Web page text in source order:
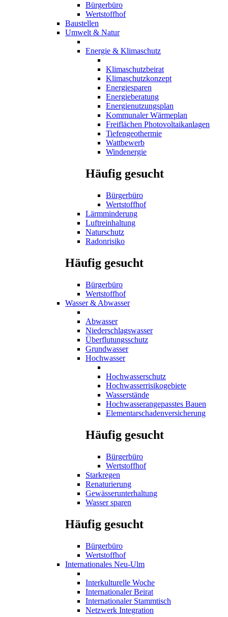
Bürgerbüro
Wertstoffhof
Baustellen
Umwelt & Natur
Energie & Klimaschutz
Klimaschutzbeirat
Klimaschutzkonzept
Energiesparen
Energieberatung
Energienutzungsplan
Kommunaler Wärmeplan
Freiflächen Photovoltaikanlagen
Tiefengeothermie
Wattbewerb
Windenergie
Häufig gesucht
Bürgerbüro
Wertstoffhof
Lärmminderung
Luftreinhaltung
Naturschutz
Radonrisiko
Häufig gesucht
Bürgerbüro
Wertstoffhof
Wasser & Abwasser
Abwasser
Niederschlagswasser
Überflutungsschutz
Grundwasser
Hochwasser
Hochwasserschutz
Hochwasserrisikogebiete
Wasserstände
Hochwasserangepasstes Bauen
Elementarschadenversicherung
Häufig gesucht
Bürgerbüro
Wertstoffhof
Starkregen
Renaturierung
Gewässerunterhaltung
Wasser sparen
Häufig gesucht
Bürgerbüro
Wertstoffhof
Internationales Neu-Ulm
Interkulturelle Woche
Internationaler Beirat
Internationaler Stammtisch
Netzwerk Integration